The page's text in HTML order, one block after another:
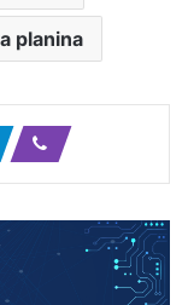
planina